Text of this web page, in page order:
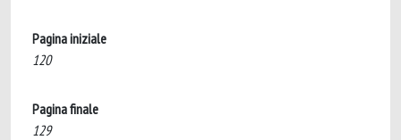
Pagina iniziale
120
Pagina finale
129